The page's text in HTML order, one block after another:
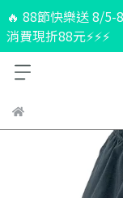
🔥 88節快樂送 8/5-
消費現折88元⚡⚡⚡